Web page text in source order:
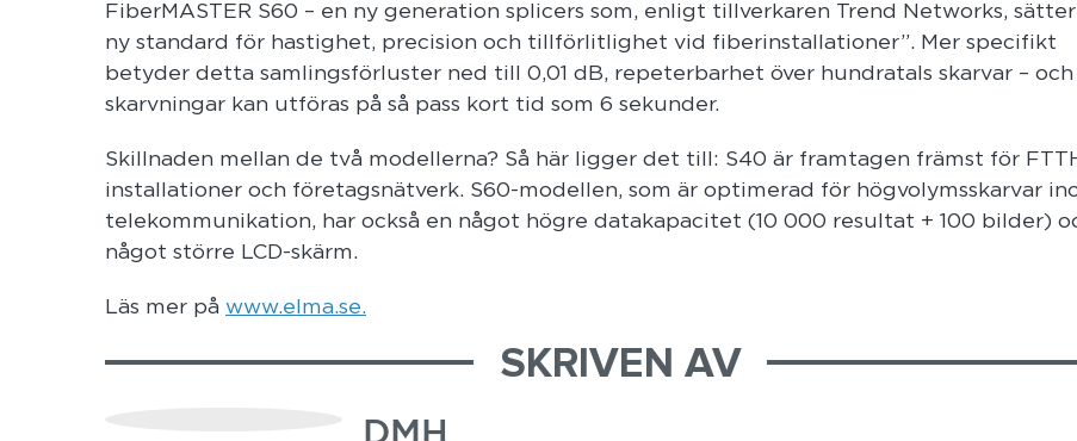
FiberMASTER S60 – en ny generation splicers som, enligt tillverkaren Trend Networks, sätter
ny standard för hastighet, precision och tillförlitlighet vid fiberinstallationer”. Mer specifikt
betyder detta samlingsförluster ned till 0,01 dB, repeterbarhet över hundratals skarvar –
skarvningar kan utföras på så pass kort tid som 6 sekunder.
Skillnaden mellan de två modellerna? Så här ligger det till: S40 är framtagen främst för
installationer och företagsnätverk. S60-modellen, som är optimerad för högvolymsskarvar
telekommunikation, har också en något högre datakapacitet (10 000 resultat + 100 bilder)
något större LCD-skärm.
Läs mer på www.elma.se.
SKRIVEN AV
DMH